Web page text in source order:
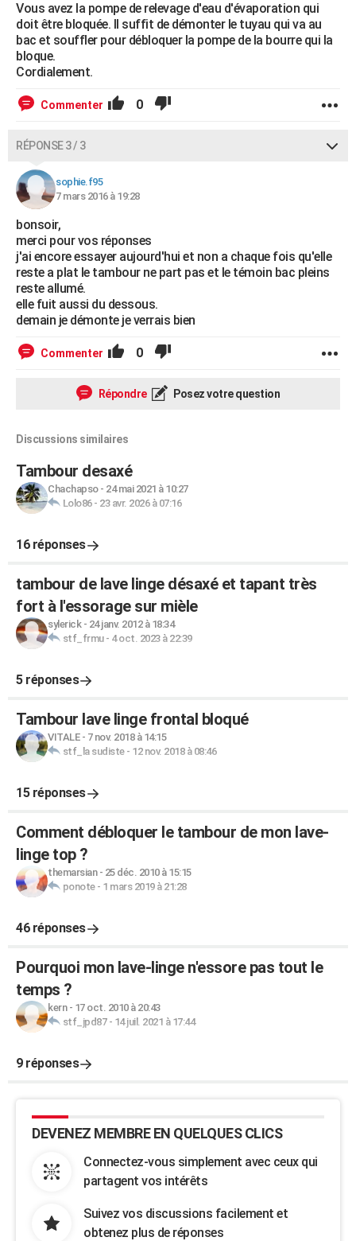
Vous avez la pompe de relevage d'eau d'évaporation qui
doit être bloquée. Il suffit de démonter le tuyau qui va au
bac et souffler pour débloquer la pompe de la bourre qui la
bloque.
Cordialement.
Commenter 0
RÉPONSE 3 / 3
sophie.f95
7 mars 2016 à 19:28
bonsoir,
merci pour vos réponses
j'ai encore essayer aujourd'hui et non a chaque fois qu'elle
reste a plat le tambour ne part pas et le témoin bac pleins
reste allumé.
elle fuit aussi du dessous.
demain je démonte je verrais bien
Commenter 0
Répondre Posez votre question
Discussions similaires
Tambour desaxé
Chachapso- 24 mai 2021 à 10:27
Lolo86- 23 avr. 2026 à 07:16
16 réponses
tambour de lave linge désaxé et tapant très
fort à l'essorage sur mièle
sylerick- 24 janv. 2012 à 18:34
stf_frmu- 4 oct. 2023 à 22:39
5 réponses
Tambour lave linge frontal bloqué
VITALE- 7 nov. 2018 à 14:15
stf_la sudiste- 12 nov. 2018 à 08:46
15 réponses
Comment débloquer le tambour de mon lave-
linge top ?
themarsian- 25 déc. 2010 à 15:15
ponote- 1 mars 2019 à 21:28
46 réponses
Pourquoi mon lave-linge n'essore pas tout le
temps ?
kern- 17 oct. 2010 à 20:43
stf_jpd87- 14 juil. 2021 à 17:44
9 réponses
DEVENEZ MEMBRE EN QUELQUES CLICS
Connectez-vous simplement avec ceux qui
partagent vos intérêts
Suivez vos discussions facilement et
obtenez plus de réponses